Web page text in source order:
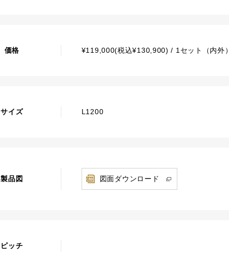
価格 ¥119,000(税込¥130,900) / 1セット（内外）
サイズ L1200
製品図 図面ダウンロード
ピッチ